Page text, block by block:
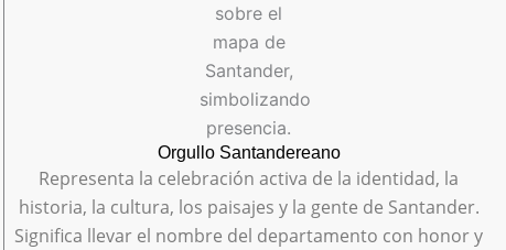
Orgullo Santandereano
Representa la celebración activa de la identidad, la
historia, la cultura, los paisajes y la gente de Santander.
Significa llevar el nombre del departamento con honor y